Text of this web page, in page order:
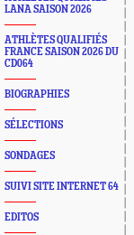
LANA SAISON 2026
ATHLÈTES QUALIFIÉS
FRANCE SAISON 2026 DU
CD064
BIOGRAPHIES
SÉLECTIONS
SONDAGES
SUIVI SITE INTERNET 64
EDITOS